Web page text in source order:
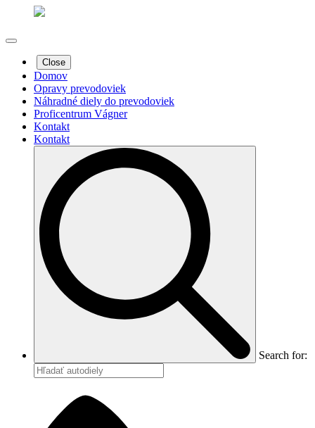
Close
Domov
Opravy prevodoviek
Náhradné diely do prevodoviek
Proficentrum Vágner
Kontakt
Kontakt
Search for: